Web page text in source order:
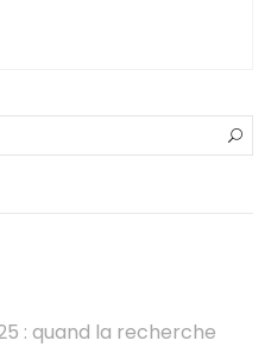
: quand la recherche